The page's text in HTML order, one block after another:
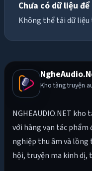
Chưa có dữ liệu
Không thể tải dữ
Kho tàng truyện
NGHEAUDIO.NET
với hàng vạn tác phẩm
nghiệp thu âm và lồng
hội, truyện ma kinh dị,